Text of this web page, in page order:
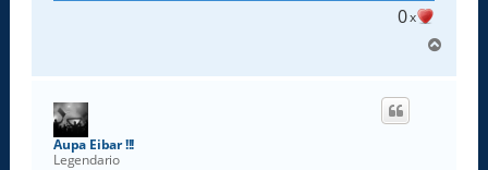
0x
r
Aupa Eibar !!!
Legendario